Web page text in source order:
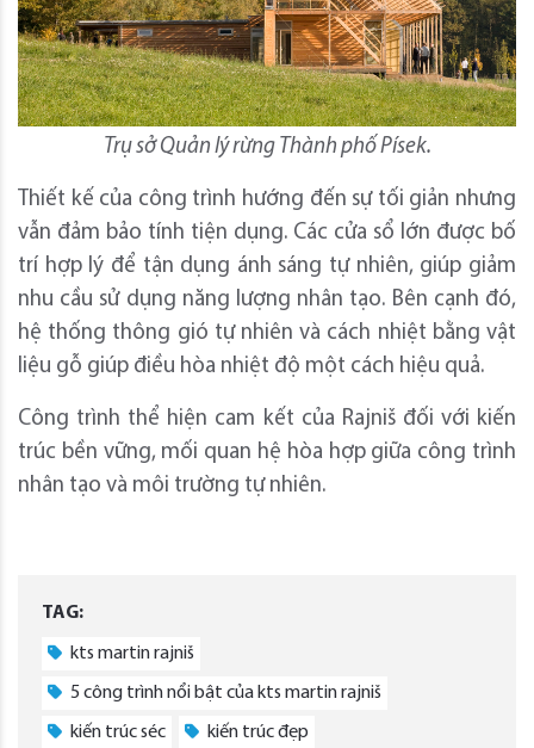
Trụ sở Quản lý rừng Thành phố Písek.
Thiết kế của công trình hướng đến sự tối giản nhưng
vẫn đảm bảo tính tiện dụng. Các cửa sổ lớn được bố
trí hợp lý để tận dụng ánh sáng tự nhiên, giúp giảm
nhu cầu sử dụng năng lượng nhân tạo. Bên cạnh đó,
hệ thống thông gió tự nhiên và cách nhiệt bằng vật
liệu gỗ giúp điều hòa nhiệt độ một cách hiệu quả.
Công trình thể hiện cam kết của Rajniš đối với kiến
trúc bền vững, mối quan hệ hòa hợp giữa công trình
nhân tạo và môi trường tự nhiên.
TAG:
kts martin rajniš
5 công trình nổi bật của kts martin rajniš
kiến trúc séc kiến trúc đẹp